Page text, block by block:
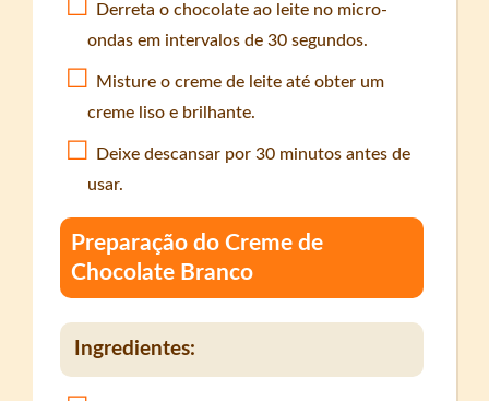
Derreta o chocolate ao leite no micro-
ondas em intervalos de 30 segundos.
Misture o creme de leite até obter um
creme liso e brilhante.
Deixe descansar por 30 minutos antes de
usar.
Preparação do Creme de
Chocolate Branco
Ingredientes: